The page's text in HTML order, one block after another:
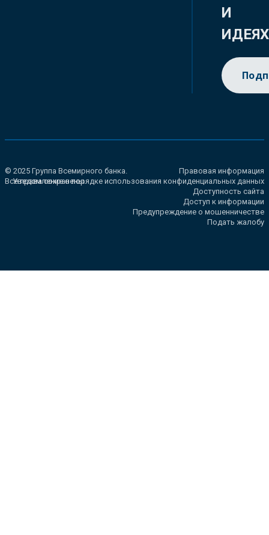
И
ИДЕЯХ
© 2025 Группа Всемирного банка.
Все права сохранены.
Правовая информация
Уведомление о порядке использования конфиденциальных данных
Доступность сайта
Доступ к информации
Предупреждение о мошенничестве
Подать жалобу